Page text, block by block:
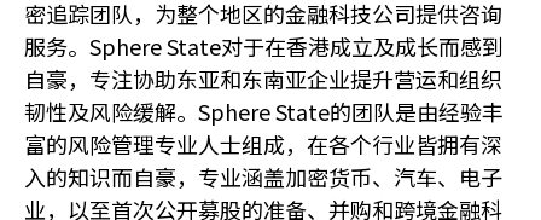
密追踪团队，为整个地区的金融科技公司提供咨询
服务。Sphere State对于在香港成立及成长而感到
自豪，专注协助东亚和东南亚企业提升营运和组织
韧性及风险缓解。Sphere State的团队是由经验丰
富的风险管理专业人士组成，在各个行业皆拥有深
入的知识而自豪，专业涵盖加密货币、汽车、电子
业，以至首次公开募股的准备、并购和跨境金融科